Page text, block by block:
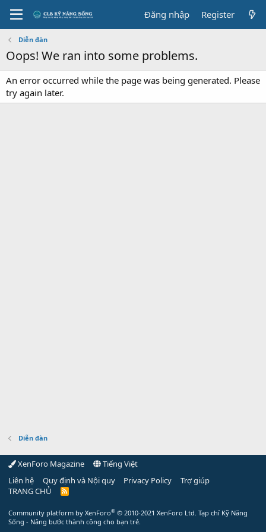
Đăng nhập Register
Diễn đàn
Oops! We ran into some problems.
An error occurred while the page was being generated. Please
try again later.
Diễn đàn
XenForo Magazine
Tiếng Việt
Liên hệ
Quy định và Nội quy Privacy Policy
Trợ giúp
TRANG CHỦ
R
Community platform by XenForo® © 2010-2021 XenForo Ltd. Tạp chí Kỹ Năng
Sống - Nâng bước thành công cho bạn trẻ.